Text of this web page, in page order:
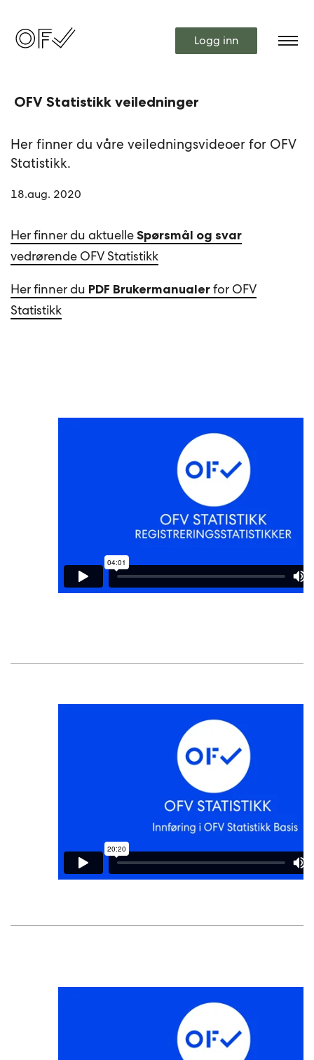
Logg inn
OFV Statistikk veiledninger
Her finner du våre veiledningsvideoer for OFV
Statistikk.
18.aug. 2020
Her finner du aktuelleSpørsmål og svar
vedrørende OFV Statistikk
Her finner du PDF Brukermanualerfor OFV
Statistikk